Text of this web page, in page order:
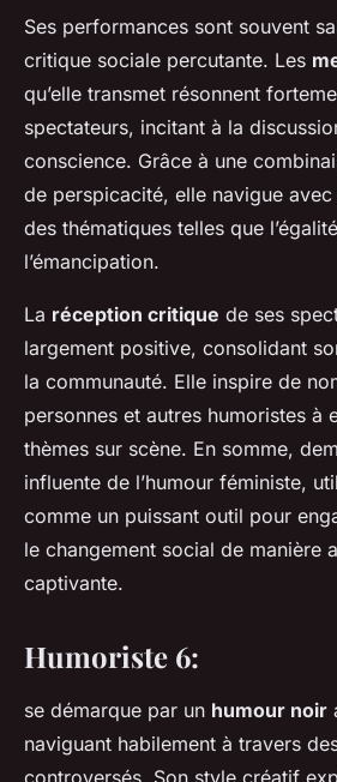
Ses performances sont souvent
critique sociale percutante. Les
qu’elle transmet résonnent
spectateurs, incitant à la
conscience. Grâce à une
de perspicacité, elle navigue
des thématiques telles que
l’émancipation.
La réception critique de ses
largement positive, consolidant
la communauté. Elle inspire de
personnes et autres humoristes à
thèmes sur scène. En somme,
influente de l’humour féministe,
comme un puissant outil pour
le changement social de manière
captivante.
Humoriste 6:
se démarque par un humour noir
naviguant habilement à travers